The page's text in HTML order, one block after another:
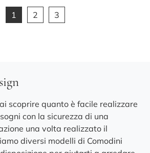
1 2 3
scoprire quanto è facile realizzare
con la sicurezza di una
una volta realizzato il
diversi modelli di Comodini